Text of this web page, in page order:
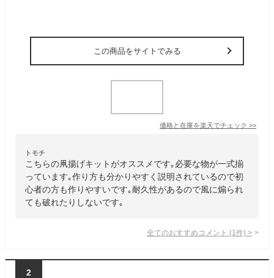
この商品をサイトでみる
価格と在庫を楽天でチェック >>
トモチ
こちらの凧揚げキットがオススメです｡必要な物が一式揃
っています｡作り方も分かりやすく説明されているので初
心者の方も作りやすいです｡耐久性があるので風に煽られ
ても破れたりしないです｡
全てのおすすめコメント (1 件) >
2